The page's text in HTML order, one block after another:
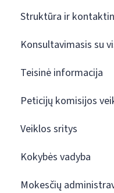
Struktūra ir
Konsultavimasis su
Teisinė informacija
Peticijų komisijos
Veiklos sritys
Kokybės vadyba
Mokesčių